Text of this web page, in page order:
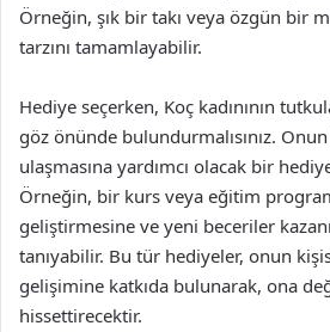
Örneğin, şık bir takı veya özgün bir
tarzını tamamlayabilir.
Hediye seçerken, Koç kadınının
göz önünde bulundurmalısınız.
ulaşmasına yardımcı olacak bir
Örneğin, bir kurs veya eğitim
geliştirmesine ve yeni beceriler
tanıyabilir. Bu tür hediyeler, onun
gelişimine katkıda bulunarak, ona
hissettirecektir.